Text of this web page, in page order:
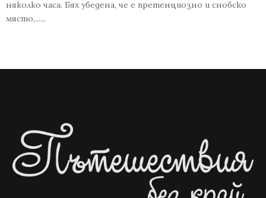
няколко часа. Бях убедена, че е претенциозно и снобско
място,......